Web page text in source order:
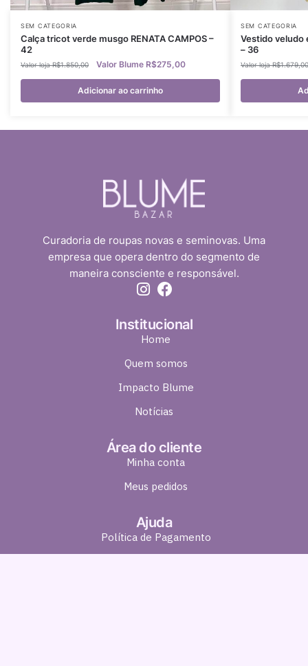
SEM CATEGORIA
Calça tricot verde musgo RENATA CAMPOS –
42
R$1.850,00 R$275,00
Adicionar ao carrinho
SEM CATEGORIA
Vestido veludo
– 36
R$1.679,00
Curadoria de roupas novas e seminovas. Uma
empresa que opera dentro do segmento de
maneira consciente e responsável.
Institucional
Home
Quem somos
Impacto Blume
Notícias
Área do cliente
Minha conta
Meus pedidos
Ajuda
Política de Pagamento